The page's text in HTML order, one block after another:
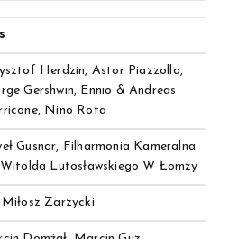
Herdzin, Astor Piazzolla,
Gershwin, Ennio & Andreas
Nino Rota
Gusnar, Filharmonia Kameralna
Witolda Lutosławskiego W Łomży
Miłosz Zarzycki